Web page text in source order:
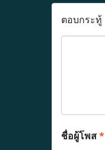
ตอบกระทู้
ชื่อผู้โพส*